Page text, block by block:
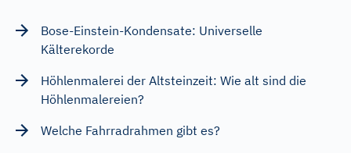
Bose-Einstein-Kondensate: Universelle
Kälterekorde
Höhlenmalerei der Altsteinzeit: Wie alt sind die
Höhlenmalereien?
Welche Fahrradrahmen gibt es?